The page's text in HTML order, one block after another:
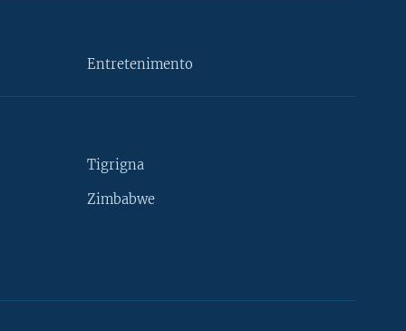
Entretenimento
Tigrigna
Zimbabwe